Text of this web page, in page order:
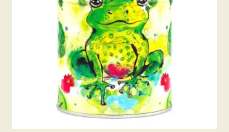
gekozen
worden
op
de
productpagina